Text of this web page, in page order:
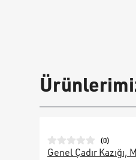
(0)
Genel Çadır Kazığı,